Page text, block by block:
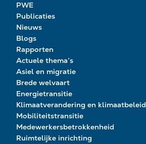
PWE
Publicaties
Nieuws
Blogs
Rapporten
Actuele thema’s
Asiel en migratie
Brede welvaart
Energietransitie
Klimaatverandering en klimaatbeleid
Mobiliteitstransitie
Medewerkersbetrokkenheid
Ruimtelijke inrichting